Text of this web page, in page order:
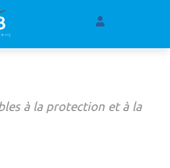
à la protection et à la